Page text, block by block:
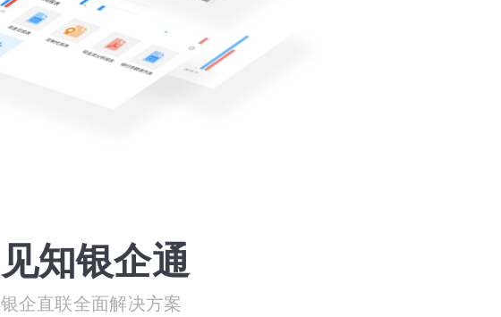
见知银企通
银企直联全面解决方案